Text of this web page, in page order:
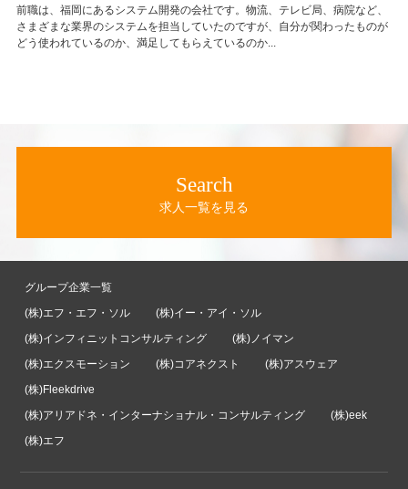
前職は、福岡にあるシステム開発の会社です。物流、テレビ局、病院など、
さまざまな業界のシステムを担当していたのですが、自分が関わったものが
どう使われているのか、満足してもらえているのか...
Search
求人一覧を見る
グループ企業一覧
(株)エフ・エフ・ソル
(株)イー・アイ・ソル
(株)インフィニットコンサルティング
(株)ノイマン
(株)エクスモーション
(株)コアネクスト
(株)アスウェア
(株)Fleekdrive
(株)アリアドネ・インターナショナル・コンサルティング
(株)eek
(株)エフ